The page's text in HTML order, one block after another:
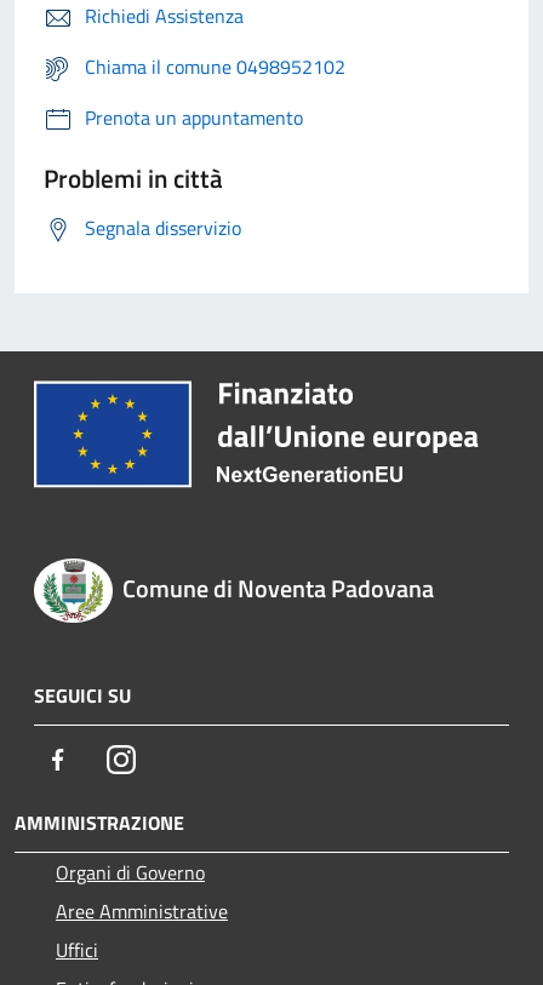
Richiedi Assistenza
Chiama il comune 0498952102
Prenota un appuntamento
Problemi in città
Segnala disservizio
Comune di Noventa Padovana
SEGUICI SU
FacebookInstagram
AMMINISTRAZIONE
Organi di Governo
Aree Amministrative
Uffici